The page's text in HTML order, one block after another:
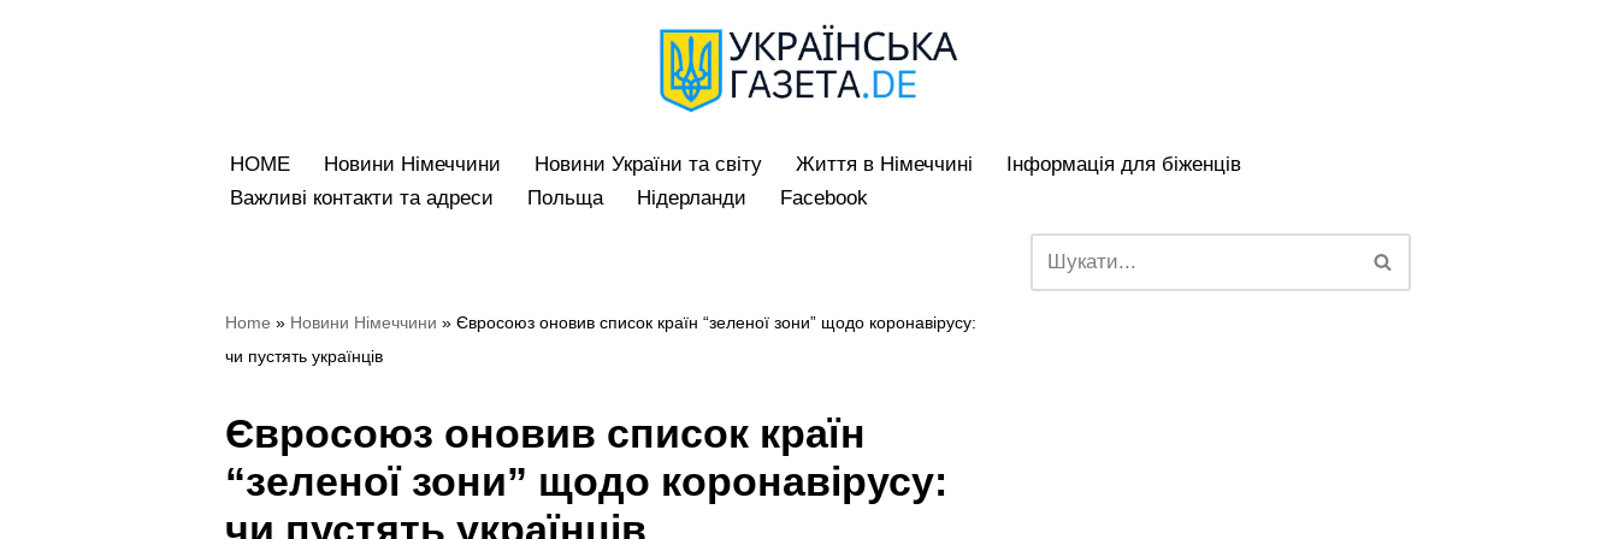
HOME
Новини Німеччини Hовини України та світу Життя в Німеччині
Iнформація для біженців
Bажливі контакти та адреси
Польща Нідерланди Facebook
Home » Новини Німеччини » Євросоюз оновив список країн “зеленої зони” щодо коронавірусу:
чи пустять українців
Євросоюз оновив список країн
“зеленої зони” щодо коронавірусу:
чи пустять українців